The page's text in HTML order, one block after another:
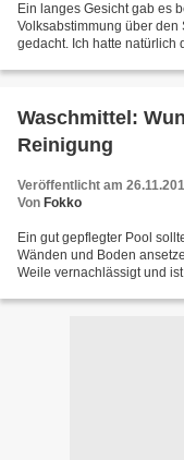
Ein langes Gesicht gab es
Volksabstimmung über
gedacht. Ich hatte natürlich
Waschmittel:
Reinigung
Veröffentlicht am
Von Fokko
Ein gut gepflegter Pool
Wänden und Boden
Weile vernachlässigt und